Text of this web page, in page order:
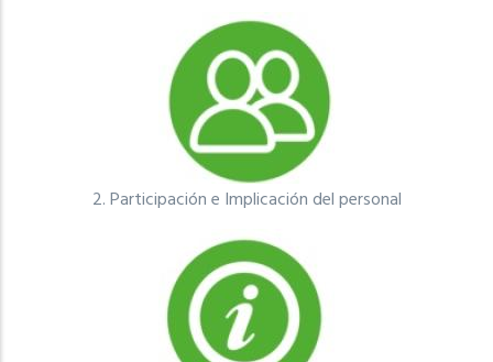
2.Participación e Implicación del personal